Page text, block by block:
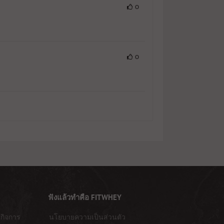
0
0
ฟังแล้วทำคือ FITWHEY
จการ นโยบายความเป็นส่วนตัว